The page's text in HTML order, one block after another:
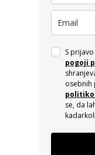
S
pogoji
osebnih
se, da